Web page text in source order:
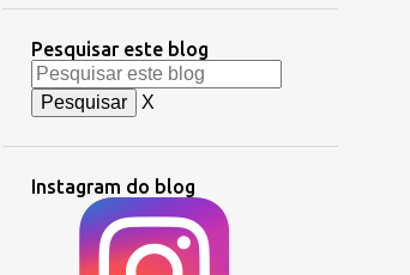
Pesquisar este blog
X
Instagram do blog